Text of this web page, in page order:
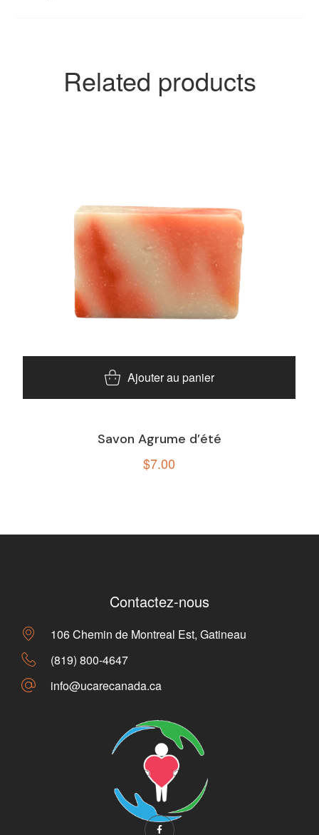
Related products
Ajouter au panier
Savon Agrume d’été
$7.00
Contactez-nous
106 Chemin de Montreal Est, Gatineau
(819) 800-4647
info@ucarecanada.ca